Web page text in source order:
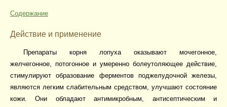
Содержание
Действие и применение
Препараты корня лопуха оказывают мочегонное,
желчегонное, потогонное и умеренно болеутоляющее действие,
стимулируют образование ферментов поджелудочной железы,
являются легким слабительным средством, улучшают состояние
кожи. Они обладают антимикробным, антисептическим и